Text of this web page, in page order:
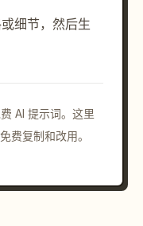
细节，然后生
AI 提示词。这里
费复制和改用。